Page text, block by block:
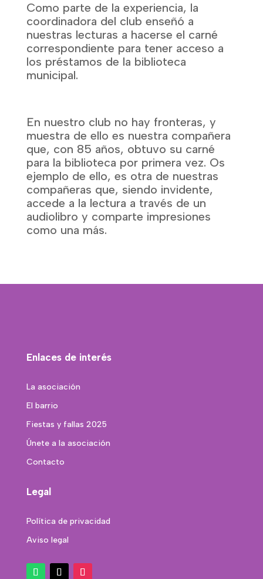
Como parte de la experiencia, la
coordinadora del club enseñó a
nuestras lecturas a hacerse el carné
correspondiente para tener acceso a
los préstamos de la biblioteca
municipal.
En nuestro club no hay fronteras, y
muestra de ello es nuestra compañera
que, con 85 años, obtuvo su carné
para la biblioteca por primera vez. Os
ejemplo de ello, es otra de nuestras
compañeras que, siendo invidente,
accede a la lectura a través de un
audiolibro y comparte impresiones
como una más.
Enlaces de interés
La asociación
El barrio
Fiestas y fallas 2025
Únete a la asociación
Contacto
Legal
Política de privacidad
Aviso legal